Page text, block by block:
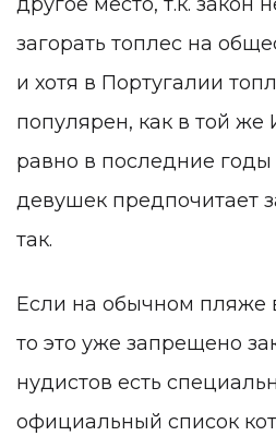
загорать топлес на
и хотя в Португалии
популярен, как в той же
равно в последние
девушек предпочитает
так.
Если на обычном пляже
то это уже запрещено
нудистов есть
официальный список